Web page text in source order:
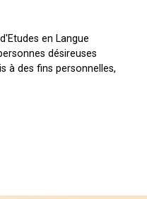
en Langue
désireuses
à des fins personnelles,